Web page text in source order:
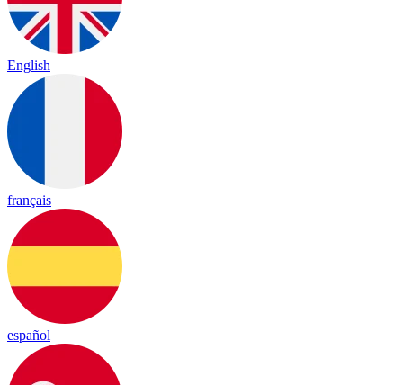
English
français
español